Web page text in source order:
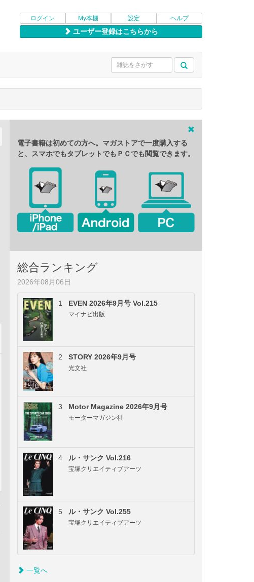
ログイン My本棚 設定 ヘルプ
ユーザー登録はこちらから
電子書籍は初めての方へ。マガストアで一度購入する
と、スマホでもタブレットでもＰＣでも閲覧できます。
総合ランキング
2026年08月06日
1 EVEN 2026年9月号 Vol.215
マイナビ出版
2 STORY 2026年9月号
光文社
3 Motor Magazine 2026年9月号
モーターマガジン社
4 ル・サンク Vol.216
宝塚クリエイティブアーツ
5 ル・サンク Vol.255
宝塚クリエイティブアーツ
一覧へ